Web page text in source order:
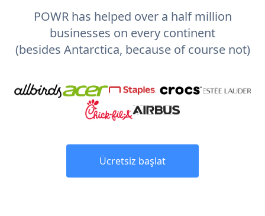
POWR has helped over a half million
businesses on every continent
(besides Antarctica, because of course not)
Ücretsiz başlat